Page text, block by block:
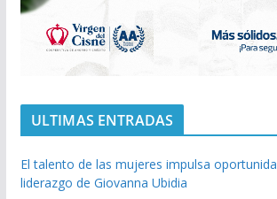
ULTIMAS ENTRADAS
El talento de las mujeres impulsa
liderazgo de Giovanna Ubidia